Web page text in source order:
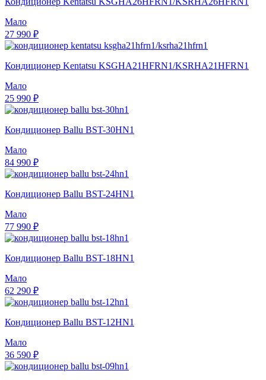
Мало
27 990 ₽
Кондиционер Kentatsu KSGHA21HFRN1/KSRHA21HFRN1
Мало
25 990 ₽
Кондиционер Ballu BST-30HN1
Мало
84 990 ₽
Кондиционер Ballu BST-24HN1
Мало
77 990 ₽
Кондиционер Ballu BST-18HN1
Мало
62 290 ₽
Кондиционер Ballu BST-12HN1
Мало
36 590 ₽